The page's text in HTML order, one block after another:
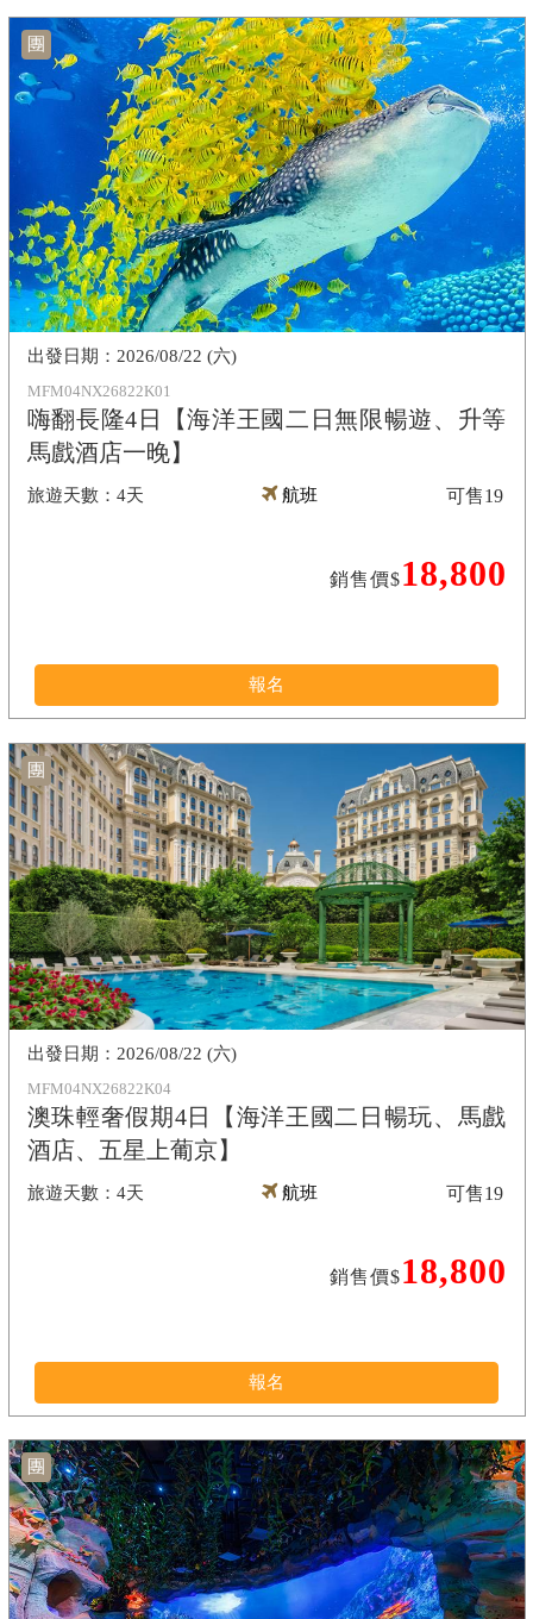
團
MFM04NX26822K01
嗨翻長隆4日【海洋王國二日無限暢遊、升等
馬戲酒店一晚】
4天
2026/08/22 (六)
航班
銷售價$18,800
可售19
報名
團
MFM04NX26822K04
澳珠輕奢假期4日【海洋王國二日暢玩、馬戲
酒店、五星上葡京】
4天
2026/08/22 (六)
航班
銷售價$18,800
可售19
報名
團